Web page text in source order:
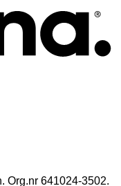
Org.nr 641024-3502.